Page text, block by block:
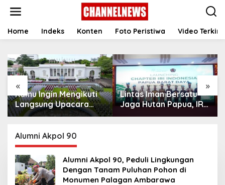
t
Home Indeks Konten Foto Peristiwa Video Terkini
« »
Kamu Ingin Mengikuti
Langsung Upacara
HUT Ke-81
Istana? Ini Link
Pendaftaran Resminya
di Sini
Lintas Iman Bersatu
Jaga Hutan Papua, IRI
Indonesia Resmikan
Alumni Akpol 90
Alumni Akpol 90, Peduli Lingkungan
Dengan Tanam Puluhan Pohon di
Monumen Palagan Ambarawa